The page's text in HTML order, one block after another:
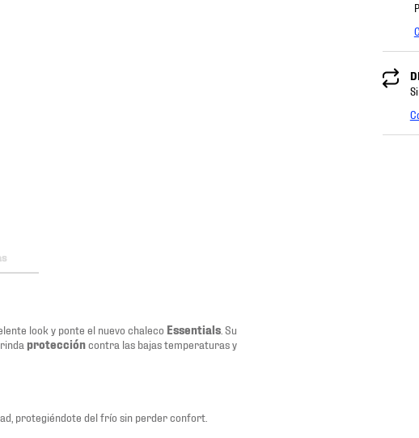
look y ponte el nuevo chaleco Essentials . Su
proteccióncontra las bajas temperaturas y
protegiéndote del frío sin perder confort.